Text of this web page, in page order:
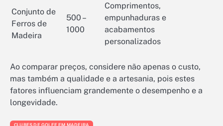
Conjunto de
Ferros de
Madeira
500 –
1000
Comprimentos,
empunhaduras e
acabamentos
personalizados
Ao comparar preços, considere não apenas o custo,
mas também a qualidade e a artesania, pois estes
fatores influenciam grandemente o desempenho e a
longevidade.
CLUBES DE GOLFE EM MADEIRA